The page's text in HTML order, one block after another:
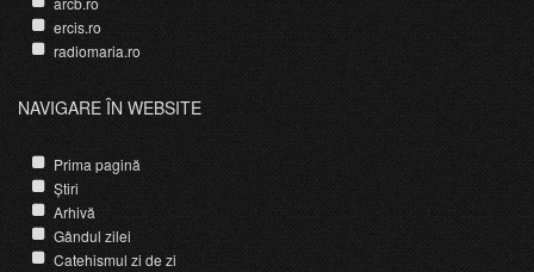
ercis.ro
radiomaria.ro
NAVIGARE ÎN WEBSITE
Prima pagină
Știri
Arhivă
Gândul zilei
Catehismul zi de zi